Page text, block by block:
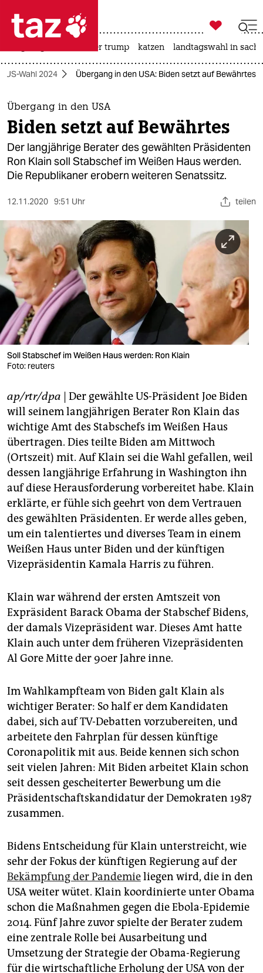
 taz zahl ich
taz zahl ich
themen
politik
öko
gesellschaft
sport
berlin
nord
wahrheit
verlag
verlag
veranstaltungen
shop
fragen & hilfe
unterstützen
abo
genossenschaft
epaper login

taz zahl ich
usa unter trump katzen landtagswahl in
US-Wahl 2024 Übergang in den USA: Biden setzt auf Bewährtes
Übergang in den USA
Biden setzt auf Bewährtes
Der langjährige Berater des gewählten Präsidenten
Ron Klain soll Stabschef im Weißen Haus werden.
Die Republikaner erobern weiteren Senatssitz.
12.11.2020 9:51 Uhr teilen
Soll Stabschef im Weißen Haus werden: Ron Klain
Foto: reuters
ap/rtr/dpa | Der gewählte US-Präsident Joe Biden
will seinem langjährigen Berater Ron Klain das
wichtige Amt des Stabschefs im Weißen Haus
übertragen. Dies teilte Biden am Mittwoch
(Ortszeit) mit. Auf Klain sei die Wahl gefallen, weil
dessen langjährige Erfahrung in Washington ihn
auf diese Herausforderung vorbereitet habe. Klain
erklärte, er fühle sich geehrt von dem Vertrauen
des gewählten Präsidenten. Er werde alles geben,
um ein talentiertes und diverses Team in einem
Weißen Haus unter Biden und der künftigen
Vizepräsidentin Kamala Harris zu führen.
Klain war während der ersten Amtszeit von
Expräsident Barack Obama der Stabschef Bidens,
der damals Vizepräsident war. Dieses Amt hatte
Klain auch unter dem früheren Vizepräsidenten
Al Gore Mitte der 90er Jahre inne.
Im Wahlkampfteam von Biden galt Klain als
wichtiger Berater: So half er dem Kandidaten
dabei, sich auf TV-Debatten vorzubereiten, und
arbeitete den Fahrplan für dessen künftige
Coronapolitik mit aus. Beide kennen sich schon
seit vielen Jahren: Mit Biden arbeitet Klain schon
seit dessen gescheiterter Bewerbung um die
Präsidentschaftskandidatur der Demokraten 1987
zusammen.
Bidens Entscheidung für Klain unterstreicht, wie
sehr der Fokus der künftigen Regierung auf der
Bekämpfung der Pandemieliegen wird, die in den
USA weiter wütet. Klain koordinierte unter Obama
schon die Maßnahmen gegen die Ebola-Epidemie
2014. Fünf Jahre zuvor spielte der Berater zudem
eine zentrale Rolle bei Ausarbeitung und
Umsetzung der Strategie der Obama-Regierung
für die wirtschaftliche Erholung der USA von der